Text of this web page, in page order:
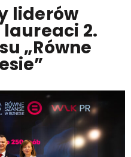
liderów
2.
„Równe